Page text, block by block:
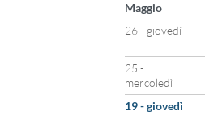
Maggio
26 - giovedì
25 -
mercoledì
19 - giovedì